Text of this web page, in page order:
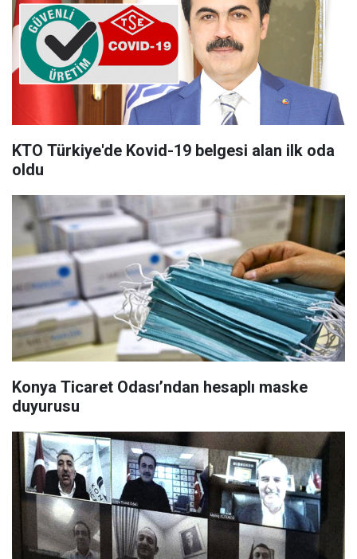
KTO Türkiye'de Kovid-19 belgesi alan ilk oda
oldu
Konya Ticaret Odası’ndan hesaplı maske
duyurusu